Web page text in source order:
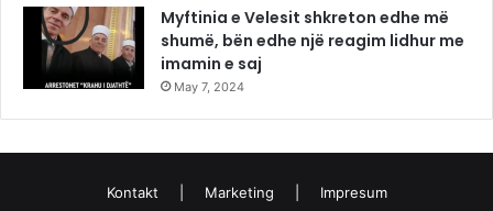
Myftinia e Velesit shkreton edhe më
shumë, bën edhe një reagim lidhur me
imamin e saj
May 7, 2024
Kontakt Marketing Impresum